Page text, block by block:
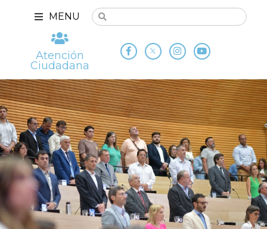
MENU
Atención
Ciudadana